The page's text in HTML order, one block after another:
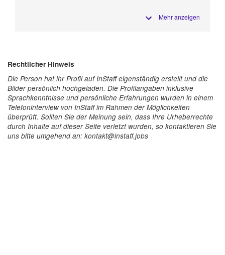
Mehr anzeigen
Rechtlicher Hinweis
Die Person hat ihr Profil auf InStaff eigenständig erstellt und die
Bilder persönlich hochgeladen. Die Profilangaben inklusive
Sprachkenntnisse und persönliche Erfahrungen wurden in einem
Telefoninterview von InStaff im Rahmen der Möglichkeiten
überprüft. Sollten Sie der Meinung sein, dass Ihre Urheberrechte
durch Inhalte auf dieser Seite verletzt wurden, so kontaktieren Sie
uns bitte umgehend an: kontakt@instaff.jobs